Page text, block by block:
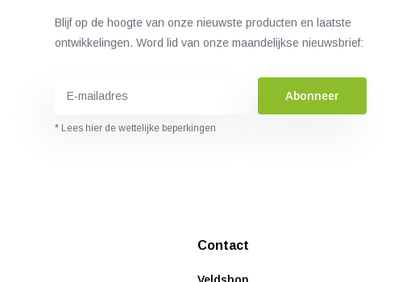
Blijf op de hoogte van onze nieuwste producten en laatste
ontwikkelingen. Word lid van onze maandelijkse nieuwsbrief:
Abonneer
* Lees hier de wettelijke beperkingen
Contact